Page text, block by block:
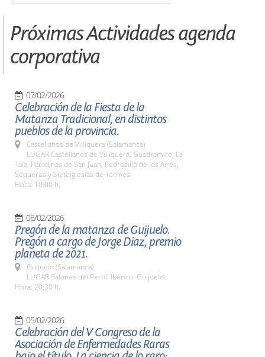
Próximas Actividades agenda
corporativa
07/02/2026
Celebración de la Fiesta de la
Matanza Tradicional, en distintos
pueblos de la provincia.
Castellanos de Villiquera (Salamanca)
LUGAR Castellanos de Villiquera, Guadramiro, La
Tala, Paradinas de San Juan, Pedrosillo de los Aires,
Sequeros y Sieteiglesias de Tormes
Hora: 10:00 h.
06/02/2026
Pregón de la matanza de Guijuelo.
Pregón a cargo de Jorge Diaz, premio
planeta de 2021.
Guijuelo (Salamanca)
LUGAR Salones del Pernil Ibérico. Guijuelo.
Hora: 20:30 h.
05/02/2026
Celebración del V Congreso de la
Asociación de Enfermedades Raras